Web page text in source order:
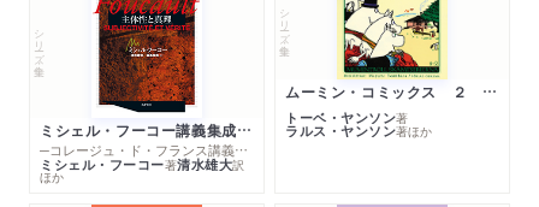
シリーズ・全集
ミシェル・フーコー講義集成１０ 主体性と真理
─コレージュ・ド・フランス講義１９８０－１９８１年度
ミシェル・フーコー著清水雄大訳
ほか
シリーズ・全集
ムーミン・コミックス ２ あこがれの遠い土地
トーベ・ヤンソン著
ラルス・ヤンソン著ほか